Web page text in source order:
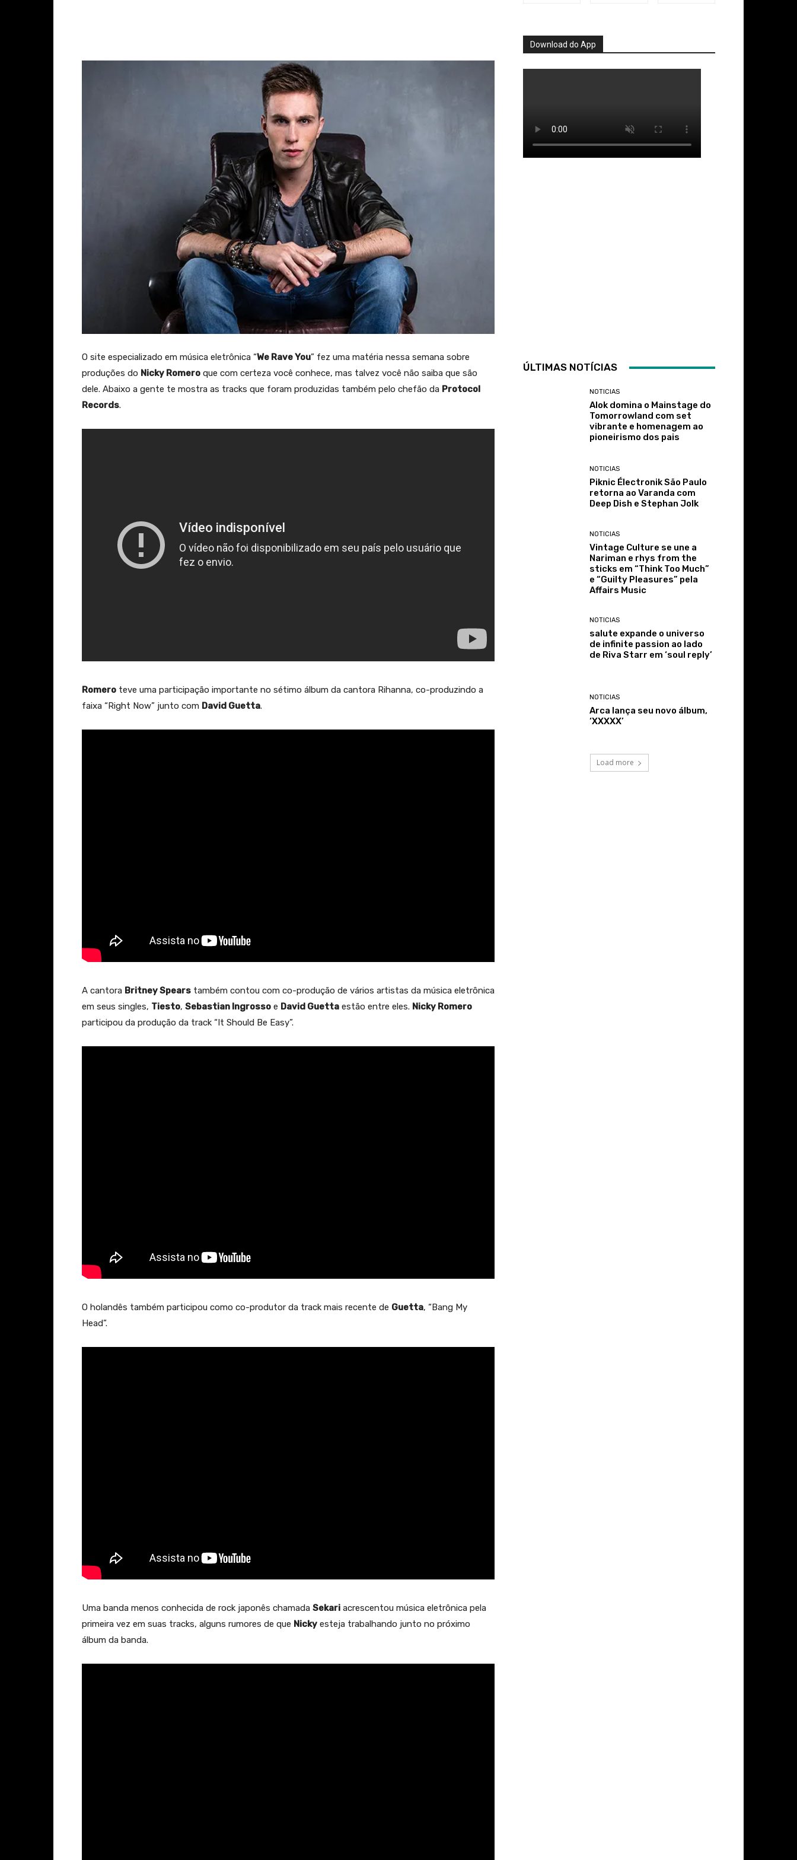
O site especializado em música eletrônica “We Rave You” fez uma matéria nessa semana sobre
produções do Nicky Romero que com certeza você conhece, mas talvez você não saiba que são
dele. Abaixo a gente te mostra as tracks que foram produzidas também pelo chefão da Protocol
Records.
Romero teve uma participação importante no sétimo álbum da cantora Rihanna, co-produzindo a
faixa “Right Now” junto com David Guetta.
A cantora Britney Spears também contou com co-produção de vários artistas da música eletrônica
em seus singles, Tiesto, Sebastian Ingrosso e David Guetta estão entre eles. Nicky Romero
participou da produção da track “It Should Be Easy”.
O holandês também participou como co-produtor da track mais recente de Guetta, “Bang My
Head”.
Uma banda menos conhecida de rock japonês chamada Sekari acrescentou música eletrônica pela
primeira vez em suas tracks, alguns rumores de que Nicky esteja trabalhando junto no próximo
álbum da banda.
Download do App
ÚLTIMAS NOTÍCIAS
NOTICIAS
Alok domina o Mainstage do
Tomorrowland com set
vibrante e homenagem ao
pioneirismo dos pais
NOTICIAS
Piknic Électronik São Paulo
retorna ao Varanda com
Deep Dish e Stephan Jolk
NOTICIAS
Vintage Culture se une a
Nariman e rhys from the
sticks em “Think Too Much”
e “Guilty Pleasures” pela
Affairs Music
NOTICIAS
salute expande o universo
de infinite passion ao lado
de Riva Starr em ‘soul reply’
NOTICIAS
Arca lança seu novo álbum,
‘XXXXX’
Load more